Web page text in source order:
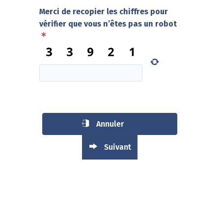
Merci de recopier les chiffres pour
vérifier que vous n’êtes pas un robot
Annuler
Suivant